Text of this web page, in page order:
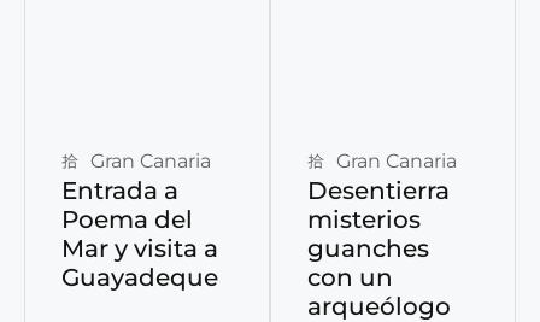
Gran Canaria
Entrada a
Poema del
Mar y visita a
Guayadeque
Gran Canaria
Desentierra
misterios
guanches
con un
arqueólogo